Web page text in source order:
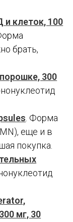
и клеток, 100
брать,
300
. Форма
еще и в
покупка.
мг, 30